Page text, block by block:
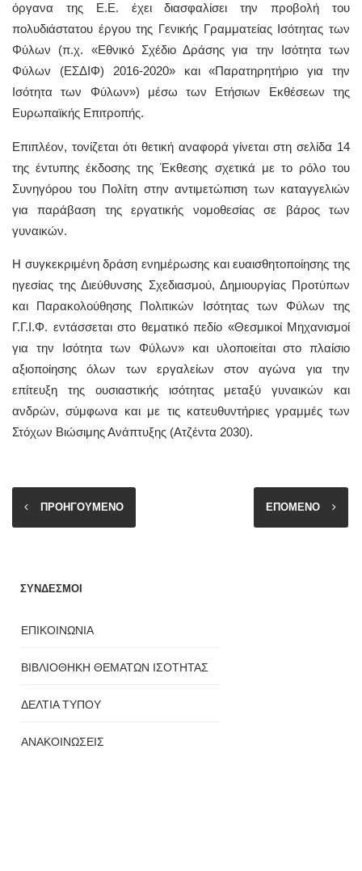
όργανα της Ε.Ε. έχει διασφαλίσει την προβολή του
πολυδιάστατου έργου της Γενικής Γραμματείας Ισότητας των
Φύλων (π.χ. «Εθνικό Σχέδιο Δράσης για την Ισότητα των
Φύλων (ΕΣΔΙΦ) 2016-2020» και «Παρατηρητήριο για την
Ισότητα των Φύλων») μέσω των Ετήσιων Εκθέσεων της
Ευρωπαϊκής Επιτροπής.
Επιπλέον, τονίζεται ότι θετική αναφορά γίνεται στη σελίδα 14
της έντυπης έκδοσης της Έκθεσης σχετικά με το ρόλο του
Συνηγόρου του Πολίτη στην αντιμετώπιση των καταγγελιών
για παράβαση της εργατικής νομοθεσίας σε βάρος των
γυναικών.
Η συγκεκριμένη δράση ενημέρωσης και ευαισθητοποίησης της
ηγεσίας της Διεύθυνσης Σχεδιασμού, Δημιουργίας Προτύπων
και Παρακολούθησης Πολιτικών Ισότητας των Φύλων της
Γ.Γ.Ι.Φ. εντάσσεται στο θεματικό πεδίο «Θεσμικοί Μηχανισμοί
για την Ισότητα των Φύλων» και υλοποιείται στο πλαίσιο
αξιοποίησης όλων των εργαλείων στον αγώνα για την
επίτευξη της ουσιαστικής ισότητας μεταξύ γυναικών και
ανδρών, σύμφωνα και με τις κατευθυντήριες γραμμές των
Στόχων Βιώσιμης Ανάπτυξης (Ατζέντα 2030).
ΠΡΟΗΓΟΥΜΕΝΟ ΕΠΟΜΕΝΟ
ΣΥΝΔΕΣΜΟΙ
ΕΠΙΚΟΙΝΩΝΙΑ
ΒΙΒΛΙΟΘΗΚΗ ΘΕΜΑΤΩΝ ΙΣΟΤΗΤΑΣ
ΔΕΛΤΙΑ ΤΥΠΟΥ
ΑΝΑΚΟΙΝΩΣΕΙΣ